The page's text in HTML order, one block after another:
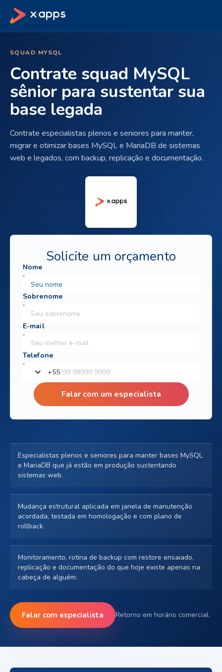
SQUAD MYSQL
Contrate squad MySQL
sênior para sustentar sua
base legada
Contrate especialistas plenos e seniores para manter,
migrar e otimizar bases MySQL e MariaDB de sistemas
web e legados, com backup, replicação e documentação.
Solicite um orçamento
+55
Falar com um especialista
Especialistas plenos e seniores para manter bases MySQL
e MariaDB que já estão em produção sustentando
sistemas web.
Mudança estrutural aplicada em janela de manutenção
acordada, testada em homologação e com plano de
rollback.
Monitoramento, rotina de backup com restore ensaiado,
replicação e documentação do que hoje existe apenas na
cabeça de alguém.
Falar com especialista Retorno em horário comercial.